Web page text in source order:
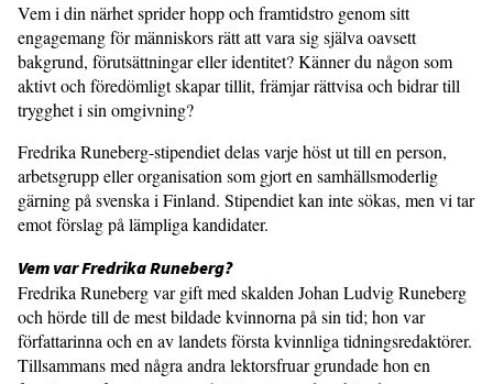
Vem i din närhet sprider hopp och framtidstro genom sitt
engagemang för människors rätt att vara sig själva oavsett
bakgrund, förutsättningar eller identitet? Känner du någon som
aktivt och föredömligt skapar tillit, främjar rättvisa och bidrar till
trygghet i sin omgivning?
Fredrika Runeberg-stipendiet delas varje höst ut till en person,
arbetsgrupp eller organisation som gjort en samhällsmoderlig
gärning på svenska i Finland. Stipendiet kan inte sökas, men vi tar
emot förslag på lämpliga kandidater.
Vem var Fredrika Runeberg?
Fredrika Runeberg var gift med skalden Johan Ludvig Runeberg
och hörde till de mest bildade kvinnorna på sin tid; hon var
författarinna och en av landets första kvinnliga tidningsredaktörer.
Tillsammans med några andra lektorsfruar grundade hon en